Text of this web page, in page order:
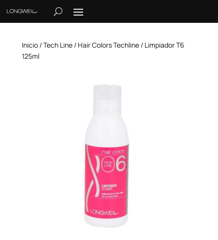
Inicio/Tech Line/ Hair Colors Techline/ Limpiador T6
125ml